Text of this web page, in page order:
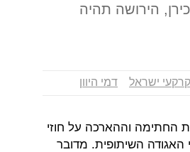
הירושה תהיה
ישראל דמי היוון
החתימה וההארכה על חוזי
השיתופית. מדובר